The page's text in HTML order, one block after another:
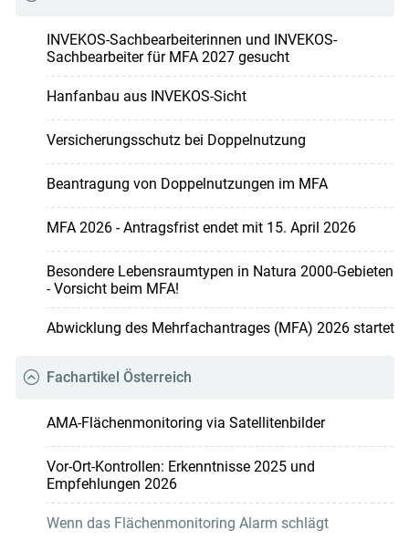
INVEKOS-Sachbearbeiterinnen und INVEKOS-
Sachbearbeiter für MFA 2027 gesucht
Hanfanbau aus INVEKOS-Sicht
Versicherungsschutz bei Doppelnutzung
Beantragung von Doppelnutzungen im MFA
MFA 2026 - Antragsfrist endet mit 15. April 2026
Besondere Lebensraumtypen in Natura 2000-Gebieten
- Vorsicht beim MFA!
Abwicklung des Mehrfachantrages (MFA) 2026 startet
Fachartikel Österreich
AMA-Flächenmonitoring via Satellitenbilder
Vor-Ort-Kontrollen: Erkenntnisse 2025 und
Empfehlungen 2026
Wenn das Flächenmonitoring Alarm schlägt